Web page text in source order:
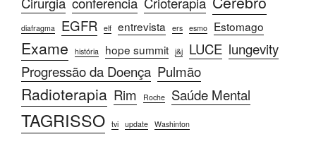
diafragma EGFR elf entrevista ers esmo Estomago
Exame história hope summit j&j LUCE lungevity
Progressão da Doença Pulmão
Radioterapia Rim Roche Saúde Mental
TAGRISSO tvi update Washinton